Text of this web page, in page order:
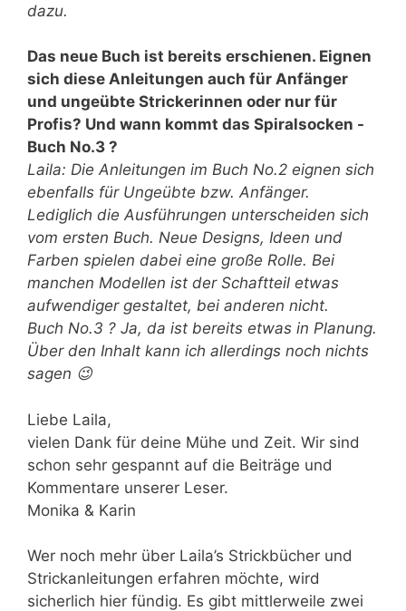
dazu.
Das neue Buch ist bereits erschienen. Eignen
sich diese Anleitungen auch für Anfänger
und ungeübte Strickerinnen oder nur für
Profis? Und wann kommt das Spiralsocken -
Buch No.3 ?
Laila: Die Anleitungen im Buch No.2 eignen sich
ebenfalls für Ungeübte bzw. Anfänger.
Lediglich die Ausführungen unterscheiden sich
vom ersten Buch. Neue Designs, Ideen und
Farben spielen dabei eine große Rolle. Bei
manchen Modellen ist der Schaftteil etwas
aufwendiger gestaltet, bei anderen nicht.
Buch No.3 ? Ja, da ist bereits etwas in Planung.
Über den Inhalt kann ich allerdings noch nichts
sagen 😉
Liebe Laila,
vielen Dank für deine Mühe und Zeit. Wir sind
schon sehr gespannt auf die Beiträge und
Kommentare unserer Leser.
Monika & Karin
Wer noch mehr über Laila’s Strickbücher und
Strickanleitungen erfahren möchte, wird
sicherlich hier fündig. Es gibt mittlerweile zwei